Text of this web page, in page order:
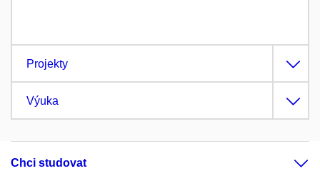
Projekty
Výuka
Chci studovat